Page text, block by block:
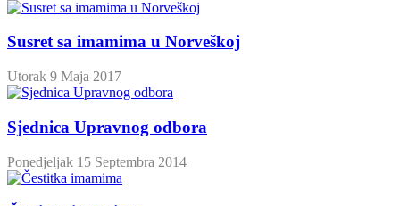
Susret sa imamima u Norveškoj
Utorak 9 Maja 2017
Sjednica Upravnog odbora
Ponedjeljak 15 Septembra 2014